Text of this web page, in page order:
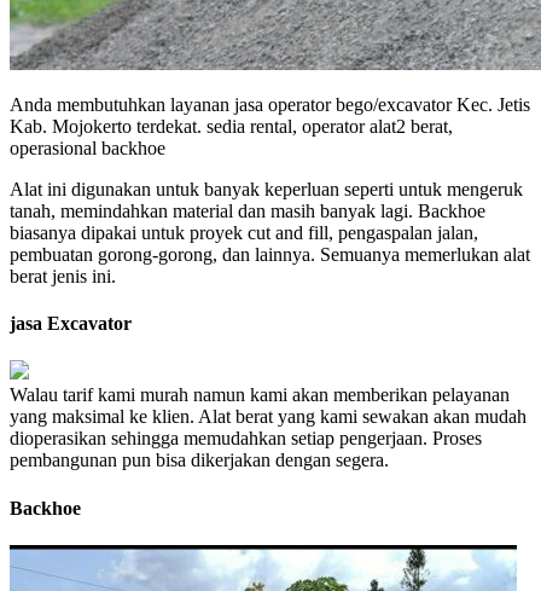
Anda membutuhkan layanan jasa operator bego/excavator Kec. Jetis
Kab. Mojokerto terdekat. sedia rental, operator alat2 berat,
operasional backhoe
Alat ini digunakan untuk banyak keperluan seperti untuk mengeruk
tanah, memindahkan material dan masih banyak lagi. Backhoe
biasanya dipakai untuk proyek cut and fill, pengaspalan jalan,
pembuatan gorong-gorong, dan lainnya. Semuanya memerlukan alat
berat jenis ini.
jasa Excavator
Walau tarif kami murah namun kami akan memberikan pelayanan
yang maksimal ke klien. Alat berat yang kami sewakan akan mudah
dioperasikan sehingga memudahkan setiap pengerjaan. Proses
pembangunan pun bisa dikerjakan dengan segera.
Backhoe